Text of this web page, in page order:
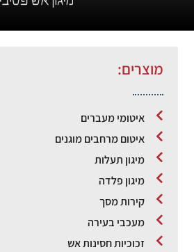
מוצרים:
איטומי מעברים
איטום מרחבים מוגנים
מיגון תעלות
מיגון פלדה
קירות מסך
מעכבי בעירה
זכוכיות חסינות אש